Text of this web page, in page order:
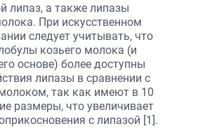
липаз, а также липазы
При искусственном
следует учитывать, что
козьего молока (и
основе) более доступны
липазы в сравнении с
так как имеют в 10
размеры, что увеличивает
с липазой [1].